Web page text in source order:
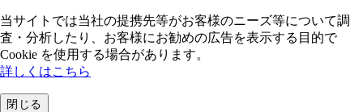
当サイトでは当社の提携先等がお客様のニーズ等について調
査・分析したり、お客様にお勧めの広告を表⽰する⽬的で
Cookie を使⽤する場合があります。
詳しくはこちら
閉じる